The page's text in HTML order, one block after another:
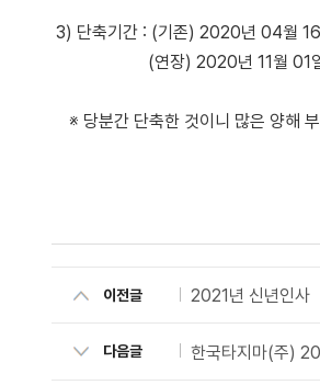
3) 단축기간 : (기존) 2020년 04월
(연장) 2020년 11월 01일 ~
※ 당분간 단축한 것이니 많은 양해
이전글 2021년 신년인사
한국타지마(주)
다음글